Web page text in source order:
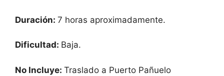
Duración: 7 horas aproximadamente.
Dificultad: Baja.
No Incluye: Traslado a Puerto Pañuelo